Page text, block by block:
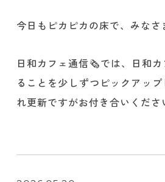
今日もピカピカの床で、みなさ
日和カフェ通信🗞️では、日和
ることを少しずつピックアッ
れ更新ですがお付き合いくださ